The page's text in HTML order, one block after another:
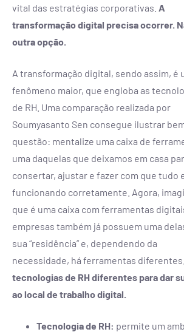
vital das estratégias corporativas. A
transformação digital precisa ocorrer.
outra opção.
A transformação digital, sendo assim, é
fenômeno maior, que engloba as
de RH. Uma comparação realizada por
Soumyasanto Sen consegue ilustrar
questão: mentalize uma caixa de
uma daquelas que deixamos em casa
consertar, ajustar e fazer com que tudo
funcionando corretamente. Agora,
que é uma caixa com ferramentas
empresas também já possuem uma
sua “residência” e, dependendo da
necessidade, há ferramentas diferentes.
tecnologias de RH diferentes para dar
ao local de trabalho digital.
Tecnologia de RH: permite um